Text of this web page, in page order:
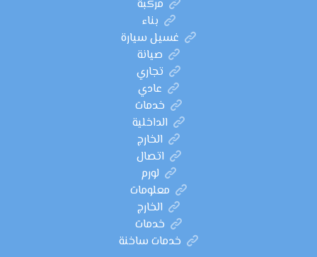
مركبة
بناء
غسيل سيارة
صيانة
تجاري
عادي
خدمات
الداخلية
الخارج
اتصال
لورم
معلومات
الخارج
خدمات
خدمات ساخنة